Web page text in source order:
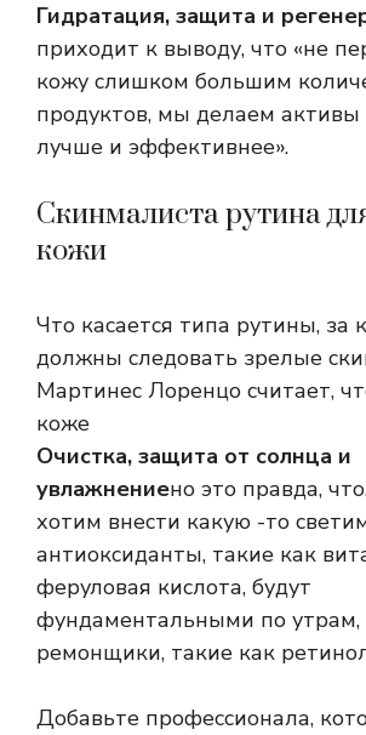
Гидратация, защита и
приходит к выводу, что «не
кожу слишком большим
продуктов, мы делаем активы
лучше и эффективнее».
Скинмалиста рутина
кожи
Что касается типа рутины, за
должны следовать зрелые
Мартинес Лоренцо считает,
коже
Очистка, защита от солнца и
увлажнениено это правда,
хотим внести какую -то
антиоксиданты, такие как
феруловая кислота, будут
фундаментальными по утрам,
ремонщики, такие как
Добавьте профессионала,